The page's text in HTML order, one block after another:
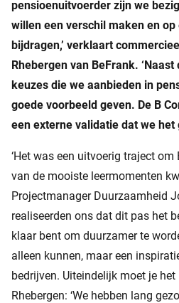
pensioenuitvoerder zijn we
willen een verschil maken en
bijdragen,’ verklaart
Rhebergen van BeFrank.
keuzes die we aanbieden in
goede voorbeeld geven. De B
een externe validatie dat we het
‘Het was een uitvoerig traject om
van de mooiste leermomenten
Projectmanager Duurzaamheid
realiseerden ons dat dit pas het
klaar bent om duurzamer te
alleen kunnen, maar een
bedrijven. Uiteindelijk moet je het
Rhebergen: ‘We hebben lang